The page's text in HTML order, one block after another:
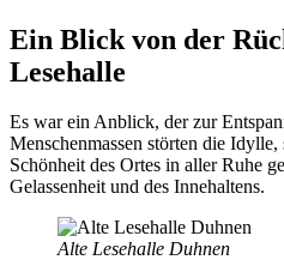
Ein Blick von der
Lesehalle
Es war ein Anblick, der zur
Menschenmassen störten die Idylle,
Schönheit des Ortes in aller Ruhe
Gelassenheit und des Innehaltens.
Alte Lesehalle Duhnen